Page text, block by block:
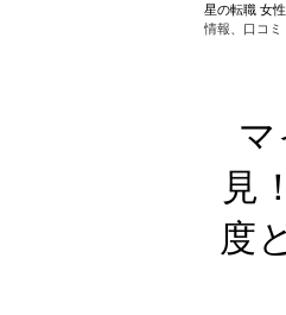
星の転職 女
情報、口コミ
見
度